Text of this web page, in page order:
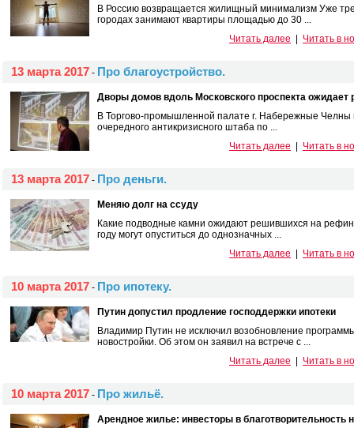
В Россию возвращается жилищный минимализм Уже
городах занимают квартиры площадью до 30 ...
Читать далее
Читать в
13 марта 2017 - Про благоустройство.
Дворы домов вдоль Московского проспекта ожидает
В Торгово-промышленной палате г. Набережные Челны
очередного антикризисного штаба по ...
Читать далее
Читать в
13 марта 2017 - Про деньги.
Меняю долг на ссуду
Какие подводные камни ожидают решившихся на
году могут опуститься до однозначных ...
Читать далее
Читать в
10 марта 2017 - Про ипотеку.
Путин допустил продление господдержки ипотеки
Владимир Путин не исключил возобновление
новостройки. Об этом он заявил на встрече с ...
Читать далее
Читать в
10 марта 2017 - Про жильё.
Арендное жилье: инвесторы в благотворительность